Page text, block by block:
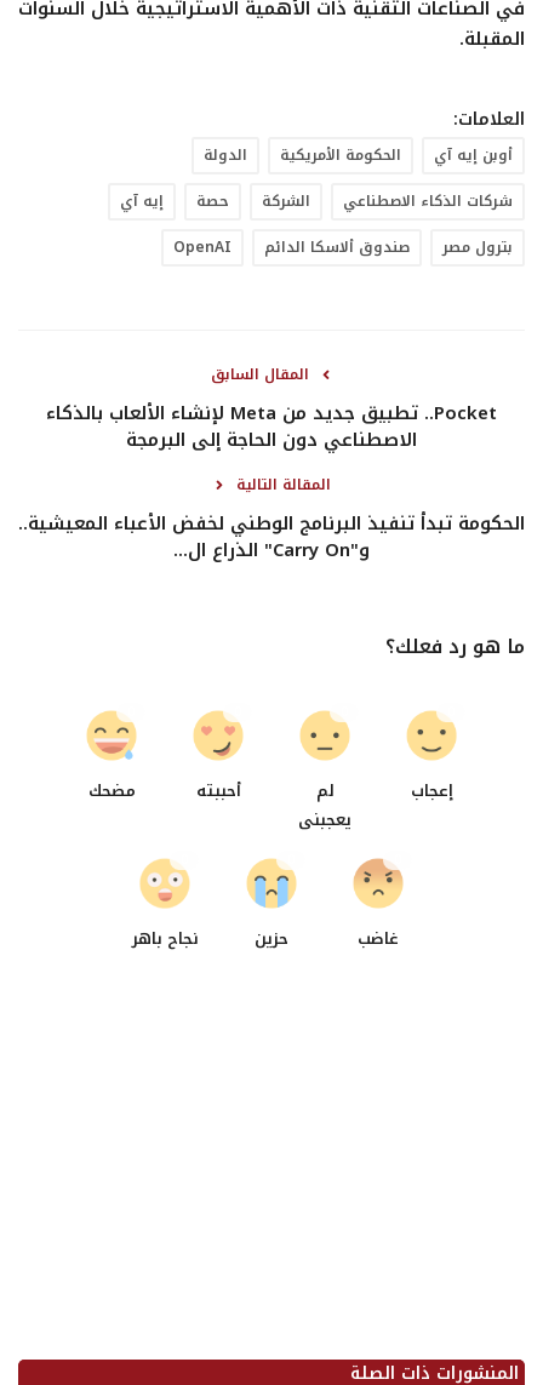
في الصناعات التقنية ذات الأهمية الاستراتيجية خلال السنوات
المقبلة.
العلامات:
أوبن إيه آي الحكومة الأمريكية
الدولة
شركات الذكاء الاصطناعي
الشركة حصة
إيه آي
بترول مصر
صندوق ألاسكا الدائم OpenAI
المقال السابق
Pocket.. تطبيق جديد من Meta لإنشاء الألعاب بالذكاء
الاصطناعي دون الحاجة إلى البرمجة
المقالة التالية
الحكومة تبدأ تنفيذ البرنامج الوطني لخفض الأعباء المعيشية..
و"Carry On" الذراع ال...
ما هو رد فعلك؟
إعجاب
لم
يعجبنى
أحببته مضحك
غاضب
0
حزين نجاح باهر
المنشورات ذات الصلة